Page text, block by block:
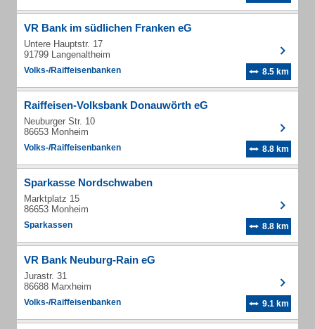
VR Bank im südlichen Franken eG
Untere Hauptstr. 17
91799 Langenaltheim
Volks-/Raiffeisenbanken 8.5 km
Raiffeisen-Volksbank Donauwörth eG
Neuburger Str. 10
86653 Monheim
Volks-/Raiffeisenbanken 8.8 km
Sparkasse Nordschwaben
Marktplatz 15
86653 Monheim
Sparkassen 8.8 km
VR Bank Neuburg-Rain eG
Jurastr. 31
86688 Marxheim
Volks-/Raiffeisenbanken 9.1 km